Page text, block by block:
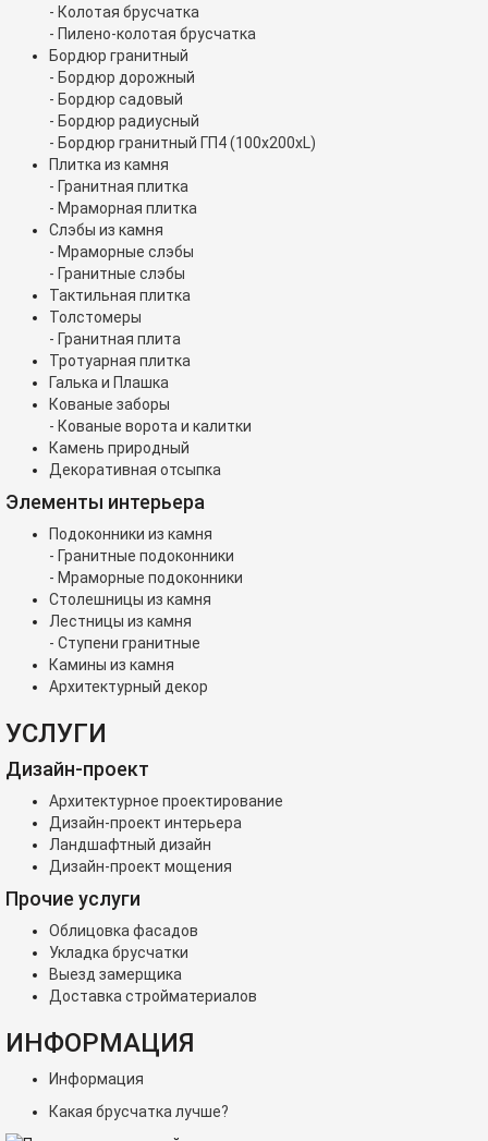
- Колотая брусчатка
- Пилено-колотая брусчатка
Бордюр гранитный
- Бордюр дорожный
- Бордюр садовый
- Бордюр радиусный
- Бордюр гранитный ГП4 (100х200хL)
Плитка из камня
- Гранитная плитка
- Мраморная плитка
Слэбы из камня
- Мраморные слэбы
- Гранитные слэбы
Тактильная плитка
Толстомеры
- Гранитная плита
Тротуарная плитка
Галька и Плашка
Кованые заборы
- Кованые ворота и калитки
Камень природный
Декоративная отсыпка
Элементы интерьера
Подоконники из камня
- Гранитные подоконники
- Мраморные подоконники
Столешницы из камня
Лестницы из камня
- Ступени гранитные
Камины из камня
Архитектурный декор
УСЛУГИ
Дизайн-проект
Архитектурное проектирование
Дизайн-проект интерьера
Ландшафтный дизайн
Дизайн-проект мощения
Прочие услуги
Облицовка фасадов
Укладка брусчатки
Выезд замерщика
Доставка стройматериалов
ИНФОРМАЦИЯ
Информация
Какая брусчатка лучше?